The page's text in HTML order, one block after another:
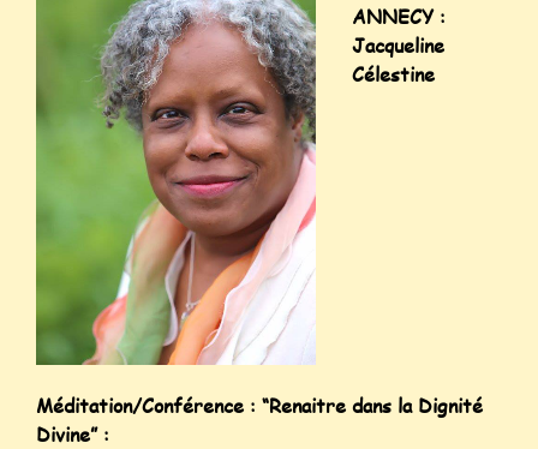
ANNECY :
Jacqueline
Célestine
Méditation/Conférence : “Renaitre dans la Dignité
Divine” :